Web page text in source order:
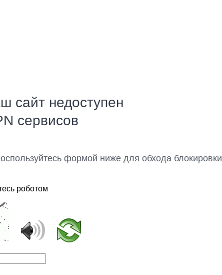
сайт недоступен
сервисов
формой ниже для обхода блокировки
роботом